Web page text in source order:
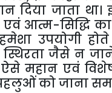
दिया जाता था।
एवं आत्म-सिद्धि का
उपयोगी होते
स्थिरता जैसे न
ऐसे महान एवं
कोजाना